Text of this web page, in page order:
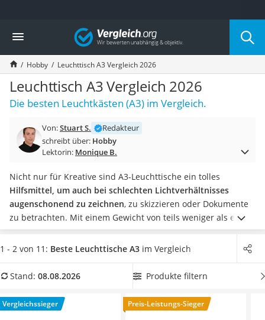
Die beliebtesten Vergleiche nach Kategorie
Freizeit & Sport
Gartentrampolin
Trampolin
Metalldetektor
Eufab-Fahrradträger
Trampolin 366 cm
Aluminium-Koffer
Futterboot
E-Bike-Dreirad
Trekkingschuhe Herren
Reisetasche mit Rollen
Klimmzugstation
Koffer
Nachtsichtgerät
Handgepäck-Koffer
Wanderschuhe Herren
Sicherheitsweste Reiten
Vergleich
Hobby Leuchttisch A3 Vergleich 2026
Leuchttisch A3 Vergleich 2026
Die besten Leuchtkästen (A3) im Vergleich.
Von:Stuart S.
Redakteur
schreibt über: Hobby
Lektorin: Monique B.
Nicht nur für Kreative sind A3-Leuchttische ein tolles
Hilfsmittel, um auch bei schlechten Lichtverhältnisses
augenschonend zu zeichnen, zu skizzieren oder Dokumente
zu betrachten. Mit einem Gewicht von teils weniger als einem
Kilo sind Sie zudem auch ideal für die Mitnahme in
Kunsthochschulen, Präsentationen oder schlicht für
Zusatzfunktionen das Arbeiten zusätzlich erleichtern. Wählen
Vergleichstabelle, wenn Sie besonders präzise Arbeiten
anfertigen wollen
. Überzeugt hat uns hier im August 2026
1 - 2 von 11: Beste Leuchttische A3 im Vergleich
Stand: 08.08.2026 Produkte filtern
Vergleichssieger Preis-Leistungs-Sieger